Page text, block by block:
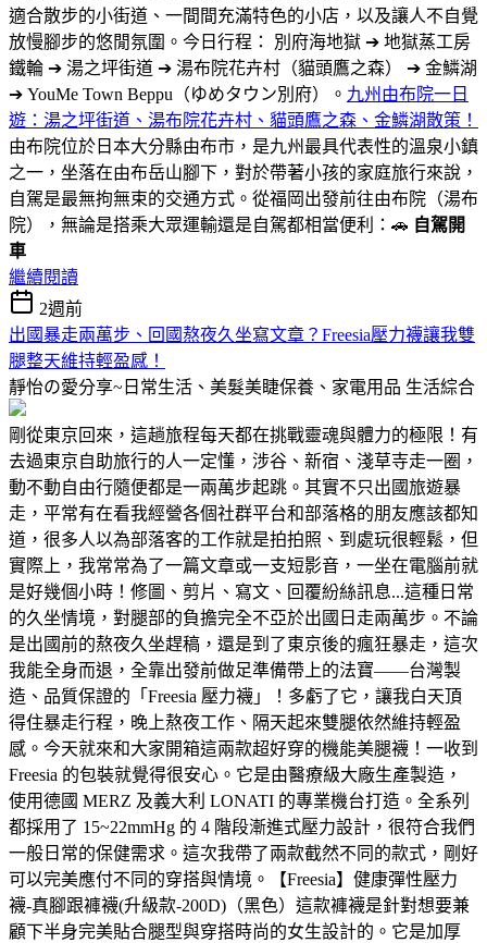
適合散步的小街道、一間間充滿特色的小店，以及讓人不自覺
放慢腳步的悠閒氛圍。今日行程： 別府海地獄 ➔ 地獄蒸工房
鐵輪 ➔ 湯之坪街道 ➔ 湯布院花卉村（貓頭鷹之森） ➔ 金鱗湖
➔ YouMe Town Beppu（ゆめタウン別府）。 九州由布院一日
遊：湯之坪街道、湯布院花卉村、貓頭鷹之森、金鱗湖散策！
由布院位於日本大分縣由布市，是九州最具代表性的溫泉小鎮
之一，坐落在由布岳山腳下，對於帶著小孩的家庭旅行來說，
自駕是最無拘無束的交通方式。從福岡出發前往由布院（湯布
院），無論是搭乘大眾運輸還是自駕都相當便利：🚗 自駕開
車
繼續閱讀
2週前
出國暴走兩萬步、回國熬夜久坐寫文章？Freesia壓力襪讓我雙
腿整天維持輕盈感！
靜怡の愛分享~日常生活、美髮美睫保養、家電用品 生活綜合
剛從東京回來，這趟旅程每天都在挑戰靈魂與體力的極限！有
去過東京自助旅行的人一定懂，涉谷、新宿、淺草寺走一圈，
動不動自由行隨便都是一兩萬步起跳。其實不只出國旅遊暴
走，平常有在看我經營各個社群平台和部落格的朋友應該都知
道，很多人以為部落客的工作就是拍拍照、到處玩很輕鬆，但
實際上，我常常為了一篇文章或一支短影音，一坐在電腦前就
是好幾個小時！修圖、剪片、寫文、回覆紛絲訊息...這種日常
的久坐情境，對腿部的負擔完全不亞於出國日走兩萬步。不論
是出國前的熬夜久坐趕稿，還是到了東京後的瘋狂暴走，這次
我能全身而退，全靠出發前做足準備帶上的法寶——台灣製
造、品質保證的「Freesia 壓力襪」！多虧了它，讓我白天頂
得住暴走行程，晚上熬夜工作、隔天起來雙腿依然維持輕盈
感。今天就來和大家開箱這兩款超好穿的機能美腿襪！一收到
Freesia 的包裝就覺得很安心。它是由醫療級大廠生產製造，
使用德國 MERZ 及義大利 LONATI 的專業機台打造。全系列
都採用了 15~22mmHg 的 4 階段漸進式壓力設計，很符合我們
一般日常的保健需求。這次我帶了兩款截然不同的款式，剛好
可以完美應付不同的穿搭與情境。【Freesia】健康彈性壓力
襪-真腳跟褲襪(升級款-200D)（黑色）這款褲襪是針對想要兼
顧下半身完美貼合腿型與穿搭時尚的女生設計的。它是加厚